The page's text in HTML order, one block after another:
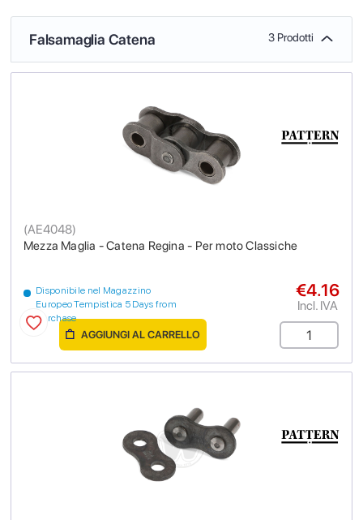
Falsamaglia Catena 3 Prodotti
Mezza Maglia - Catena Regina - Per moto Classiche
(AE4048)
Disponibile nel Magazzino
Europeo Tempistica 5 Days from
purchase
€4.16
Incl. IVA
AGGIUNGI AL CARRELLO